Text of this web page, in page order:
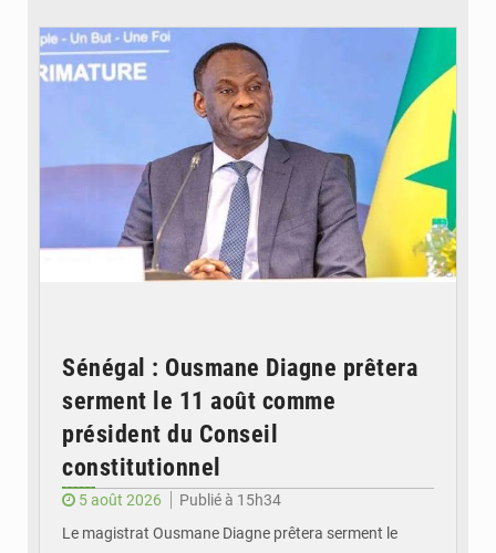
Sénégal : Ousmane Diagne prêtera
serment le 11 août comme
président du Conseil
constitutionnel
5 août 2026
Publié à 15h34
Le magistrat Ousmane Diagne prêtera serment le